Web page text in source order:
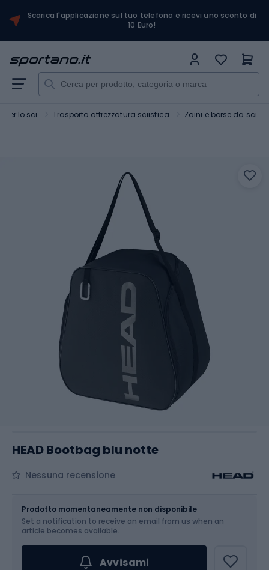
Scarica l'applicazione sul tuo telefono e ricevi uno sconto di
10 Euro!
per lo sci Trasporto attrezzatura sciistica Zaini e borse da sci
HEAD Bootbag blu notte
Nessuna recensione
Prodotto momentaneamente non disponibile
Set a notification to receive an email from us when an
article becomes available.
Avvisami